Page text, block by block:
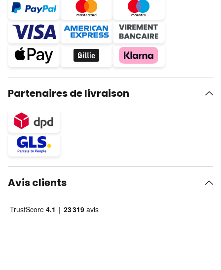
Partenaires de livraison
Avis clients